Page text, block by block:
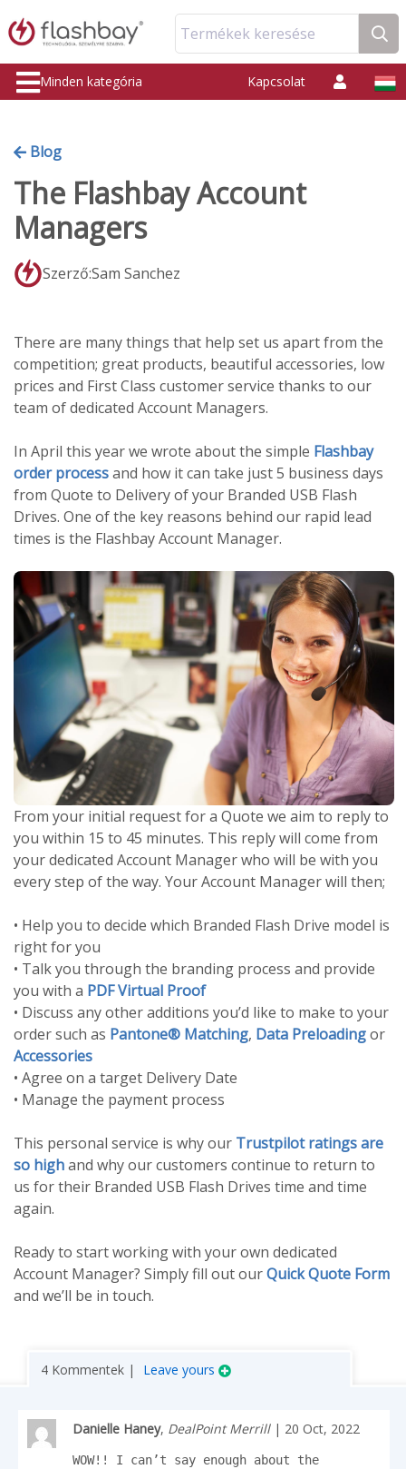
Termékek keresése
Minden kategória Kapcsolat
Blog
The Flashbay Account
Managers
Szerző:Sam Sanchez
There are many things that help set us apart from the
competition; great products, beautiful accessories, low
prices and First Class customer service thanks to our
team of dedicated Account Managers.
In April this year we wrote about the simple Flashbay
order processand how it can take just 5 business days
from Quote to Delivery of your Branded USB Flash
Drives. One of the key reasons behind our rapid lead
times is the Flashbay Account Manager.
From your initial request for a Quote we aim to reply to
you within 15 to 45 minutes. This reply will come from
your dedicated Account Manager who will be with you
every step of the way. Your Account Manager will then;
• Help you to decide which Branded Flash Drive model is
right for you
• Talk you through the branding process and provide
you with a PDF Virtual Proof
• Discuss any other additions you’d like to make to your
order such as Pantone® Matching, Data Preloadingor
Accessories
• Agree on a target Delivery Date
• Manage the payment process
This personal service is why our Trustpilot ratings are
so highand why our customers continue to return to
us for their Branded USB Flash Drives time and time
again.
Ready to start working with your own dedicated
Account Manager? Simply fill out ourQuick Quote Form
and we’ll be in touch.
4 Kommentek | Leave yours
Danielle Haney, DealPoint Merrill| 20 Oct, 2022
WOW!! I can’t say enough about the